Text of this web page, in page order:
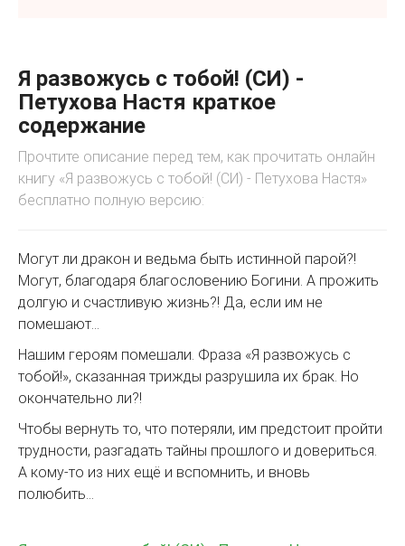
Я развожусь с тобой! (СИ) -
Петухова Настя краткое
содержание
Прочтите описание перед тем, как прочитать онлайн
книгу «Я развожусь с тобой! (СИ) - Петухова Настя»
бесплатно полную версию:
Могут ли дракон и ведьма быть истинной парой?!
Могут, благодаря благословению Богини. А прожить
долгую и счастливую жизнь?! Да, если им не
помешают…
Нашим героям помешали. Фраза «Я развожусь с
тобой!», сказанная трижды разрушила их брак. Но
окончательно ли?!
Чтобы вернуть то, что потеряли, им предстоит пройти
трудности, разгадать тайны прошлого и довериться.
А кому-то из них ещё и вспомнить, и вновь
полюбить...